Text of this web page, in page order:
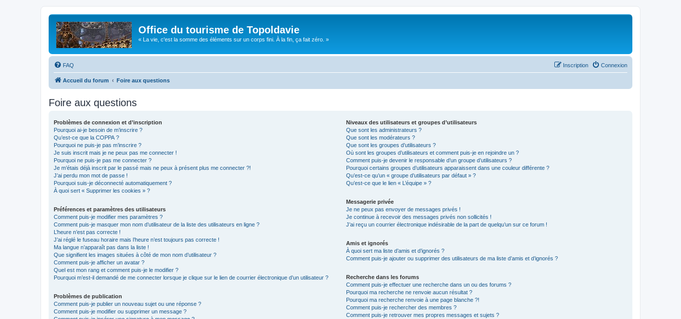
Office du tourisme de Topoldavie
« La vie, c'est la somme des éléments sur un corps fini. À la fin, ça fait zéro. »
FAQ Connexion
Inscription
Accueil du forum Foire aux questions
Foire aux questions
Problèmes de connexion et d’inscription
Pourquoi ai-je besoin de m’inscrire ?
Qu’est-ce que la COPPA ?
Pourquoi ne puis-je pas m’inscrire ?
Je suis inscrit mais je ne peux pas me connecter !
Pourquoi ne puis-je pas me connecter ?
Je m’étais déjà inscrit par le passé mais ne peux à présent plus me connecter ?!
J’ai perdu mon mot de passe !
Pourquoi suis-je déconnecté automatiquement ?
À quoi sert « Supprimer les cookies » ?
Préférences et paramètres des utilisateurs
Comment puis-je modifier mes paramètres ?
Comment puis-je masquer mon nom d’utilisateur de la liste des utilisateurs en ligne ?
L’heure n’est pas correcte !
J’ai réglé le fuseau horaire mais l’heure n’est toujours pas correcte !
Ma langue n’apparaît pas dans la liste !
Que signifient les images situées à côté de mon nom d’utilisateur ?
Comment puis-je afficher un avatar ?
Quel est mon rang et comment puis-je le modifier ?
Pourquoi m’est-il demandé de me connecter lorsque je clique sur le lien de courrier électronique d’un utilisateur ?
Problèmes de publication
Comment puis-je publier un nouveau sujet ou une réponse ?
Comment puis-je modifier ou supprimer un message ?
Niveaux des utilisateurs et groupes d’utilisateurs
Que sont les administrateurs ?
Que sont les modérateurs ?
Que sont les groupes d’utilisateurs ?
Où sont les groupes d’utilisateurs et comment puis-je en rejoindre un ?
Comment puis-je devenir le responsable d’un groupe d’utilisateurs ?
Pourquoi certains groupes d’utilisateurs apparaissent dans une couleur différente ?
Qu’est-ce qu’un « groupe d’utilisateurs par défaut » ?
Qu’est-ce que le lien « L’équipe » ?
Messagerie privée
Je ne peux pas envoyer de messages privés !
Je continue à recevoir des messages privés non sollicités !
J’ai reçu un courrier électronique indésirable de la part de quelqu’un sur ce forum !
Amis et ignorés
À quoi sert ma liste d’amis et d’ignorés ?
Comment puis-je ajouter ou supprimer des utilisateurs de ma liste d’amis et d’ignorés ?
Recherche dans les forums
Comment puis-je effectuer une recherche dans un ou des forums ?
Pourquoi ma recherche ne renvoie aucun résultat ?
Pourquoi ma recherche renvoie à une page blanche ?!
Comment puis-je rechercher des membres ?
Comment puis-je retrouver mes propres messages et sujets ?